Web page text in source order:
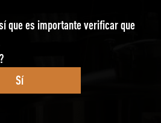
que es importante verificar que
Sí